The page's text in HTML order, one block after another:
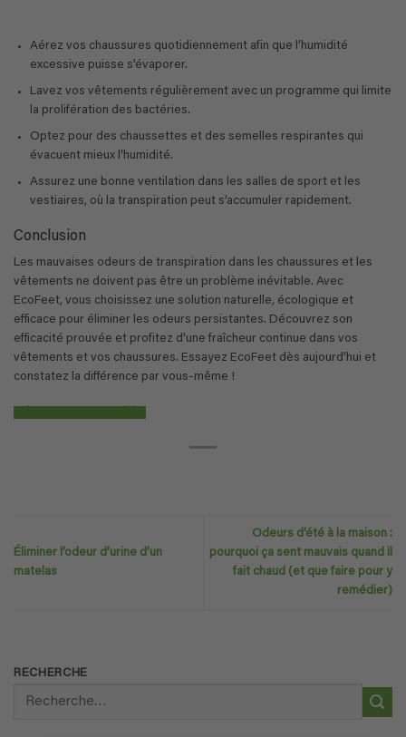
Aérez vos chaussures quotidiennement afin que l’humidité
excessive puisse s’évaporer.
Lavez vos vêtements régulièrement avec un programme qui limite
la prolifération des bactéries.
Optez pour des chaussettes et des semelles respirantes qui
évacuent mieux l’humidité.
Assurez une bonne ventilation dans les salles de sport et les
vestiaires, où la transpiration peut s’accumuler rapidement.
Conclusion
Les mauvaises odeurs de transpiration dans les chaussures et les
vêtements ne doivent pas être un problème inévitable. Avec
EcoFeet, vous choisissez une solution naturelle, écologique et
efficace pour éliminer les odeurs persistantes. Découvrez son
efficacité prouvée et profitez d’une fraîcheur continue dans vos
vêtements et vos chaussures. Essayez EcoFeet dès aujourd’hui et
constatez la différence par vous-même !
Éliminer l’odeur d’urine d’un
matelas
Odeurs d’été à la maison :
pourquoi ça sent mauvais quand il
fait chaud (et que faire pour y
remédier)
RECHERCHE
pour :